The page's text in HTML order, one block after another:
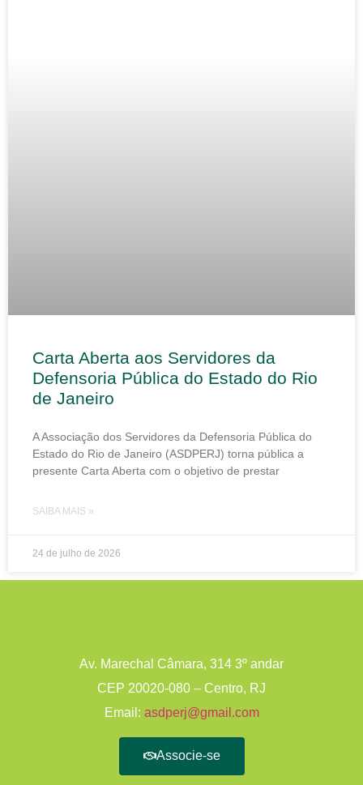
Carta Aberta aos Servidores da
Defensoria Pública do Estado do Rio
de Janeiro
A Associação dos Servidores da Defensoria Pública do
Estado do Rio de Janeiro (ASDPERJ) torna pública a
presente Carta Aberta com o objetivo de prestar
SAIBA MAIS »
24 de julho de 2026
Av. Marechal Câmara, 314 3º andar
CEP 20020-080 – Centro, RJ
Email: asdperj@gmail.com
Associe-se